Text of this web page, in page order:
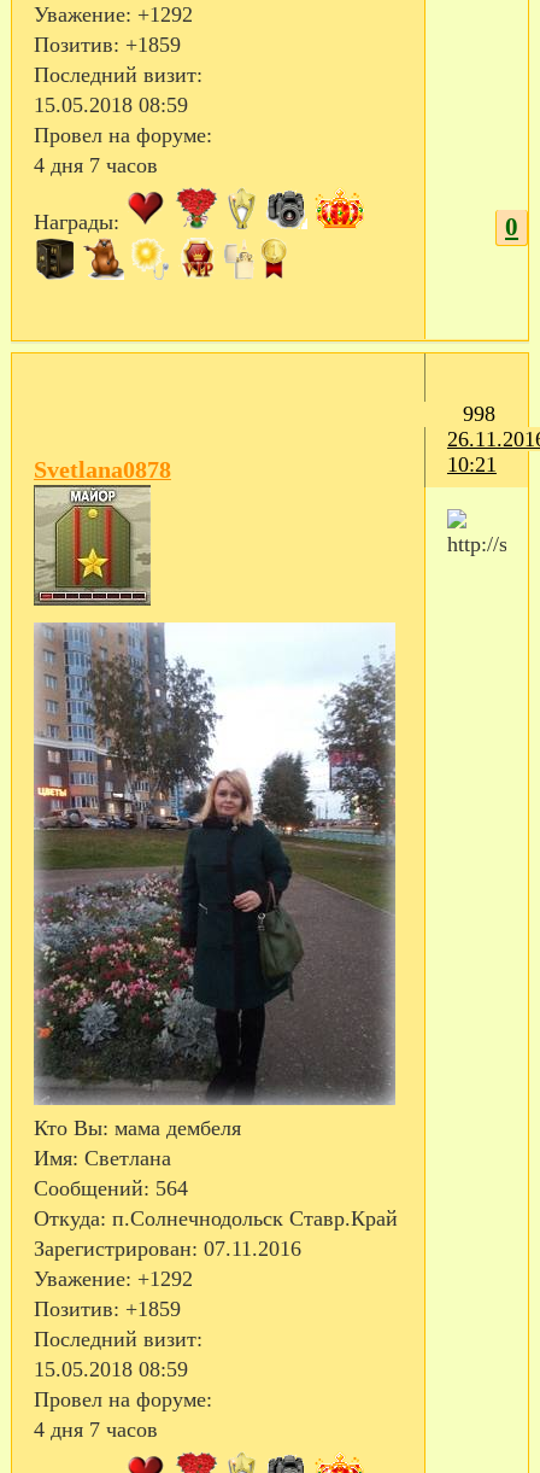
Уважение: +1292
Позитив: +1859
Последний визит:
15.05.2018 08:59
Провел на форуме:
4 дня 7 часов
Награды: 0
998
10:21
Svetlana0878
Кто Вы: мама дембеля
Имя: Светлана
Сообщений: 564
Откуда: п.Солнечнодольск Ставр.Край
Зарегистрирован: 07.11.2016
Уважение: +1292
Позитив: +1859
Последний визит:
15.05.2018 08:59
Провел на форуме:
4 дня 7 часов